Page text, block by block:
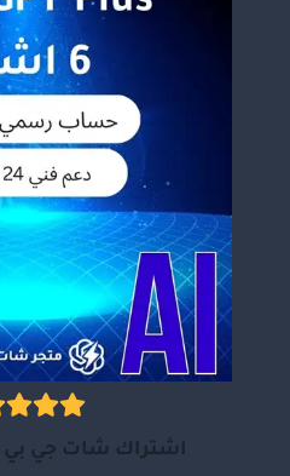
اشتراك شات جي بي تي